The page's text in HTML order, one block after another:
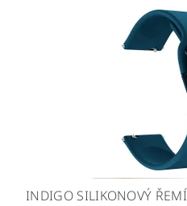
INDIGO SILIKONOVÝ